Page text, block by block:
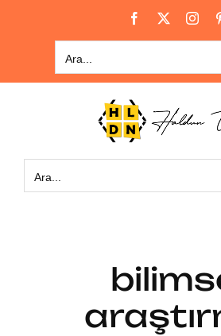
Facebook
Ara...
Ara...